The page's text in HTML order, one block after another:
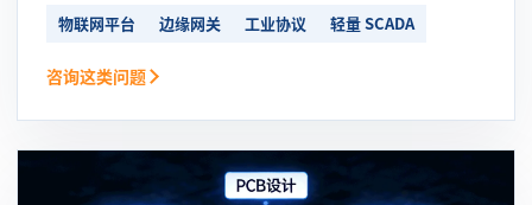
物联网平台 边缘网关 工业协议 轻量 SCADA
咨询这类问题